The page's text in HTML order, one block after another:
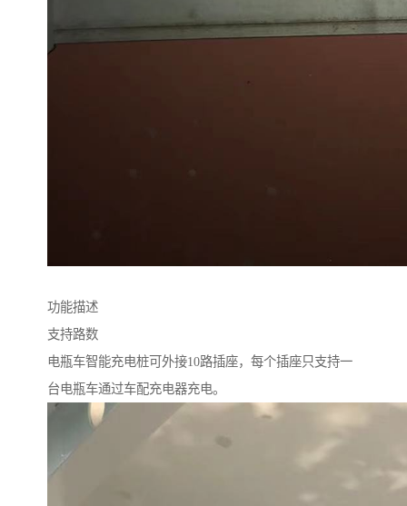
功能描述
支持路数
电瓶车智能充电桩可外接10路插座，每个插座只支持一
台电瓶车通过车配充电器充电。